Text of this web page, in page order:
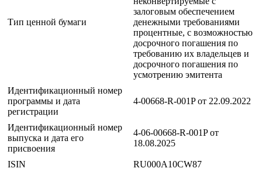
Тип ценной бумаги
залоговым обеспечением
денежными требованиями
процентные, с возможностью
досрочного погашения по
требованию их владельцев и
досрочного погашения по
усмотрению эмитента
Идентификационный номер
программы и дата
регистрации
4-00668-R-001P от 22.09.2022
Идентификационный номер
выпуска и дата его
присвоения
4-06-00668-R-001P от
18.08.2025
ISIN RU000A10CW87